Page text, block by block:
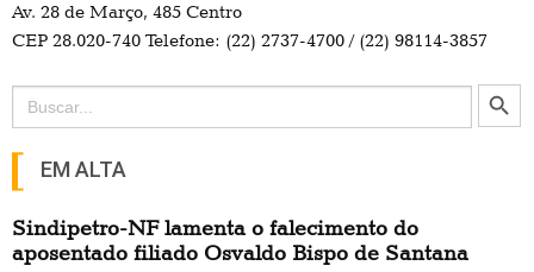
Av. 28 de Março, 485 Centro
CEP 28.020-740 Telefone: (22) 2737-4700 / (22) 98114-3857
Search
for:
Search Button
EM ALTA
Sindipetro-NF lamenta o falecimento do
aposentado filiado Osvaldo Bispo de Santana